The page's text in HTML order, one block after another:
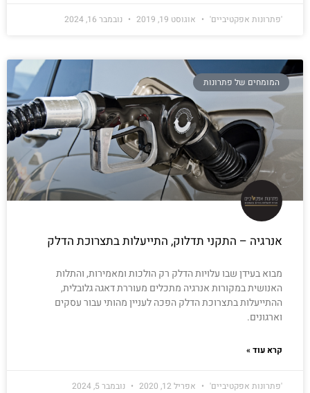
'פתרונות אפקטיביים' אוגוסט 19, 2019 נובמבר 16, 2024
המומחים של פתרונות
אנרגיה – התקני תדלוק, התייעלות בתצרוכת הדלק
מבוא בעידן שבו עלויות הדלק רק הולכות ומאמירות, והתלות
האנושית במקורות אנרגיה מתכלים מעוררת דאגה גלובלית,
ההתייעלות בתצרוכת הדלק הפכה לעניין מהותי עבור עסקים
וארגונים.
קרא עוד »
'פתרונות אפקטיביים' אפריל 12, 2020 נובמבר 5, 2024